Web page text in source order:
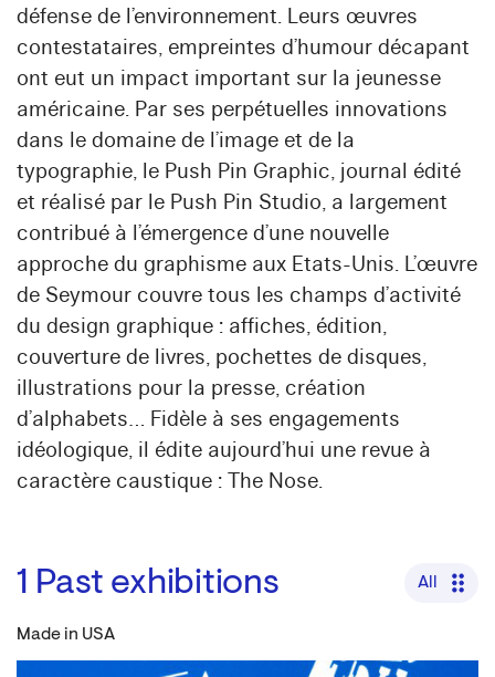
défense de l’environnement. Leurs œuvres
contestataires, empreintes d’humour décapant
ont eut un impact important sur la jeunesse
américaine. Par ses perpétuelles innovations
dans le domaine de l’image et de la
typographie, le Push Pin Graphic, journal édité
et réalisé par le Push Pin Studio, a largement
contribué à l’émergence d’une nouvelle
approche du graphisme aux Etats-Unis. L’œuvre
de Seymour couvre tous les champs d’activité
du design graphique : affiches, édition,
couverture de livres, pochettes de disques,
illustrations pour la presse, création
d’alphabets… Fidèle à ses engagements
idéologique, il édite aujourd’hui une revue à
caractère caustique : The Nose.
1 Past exhibitions All
Made in USA